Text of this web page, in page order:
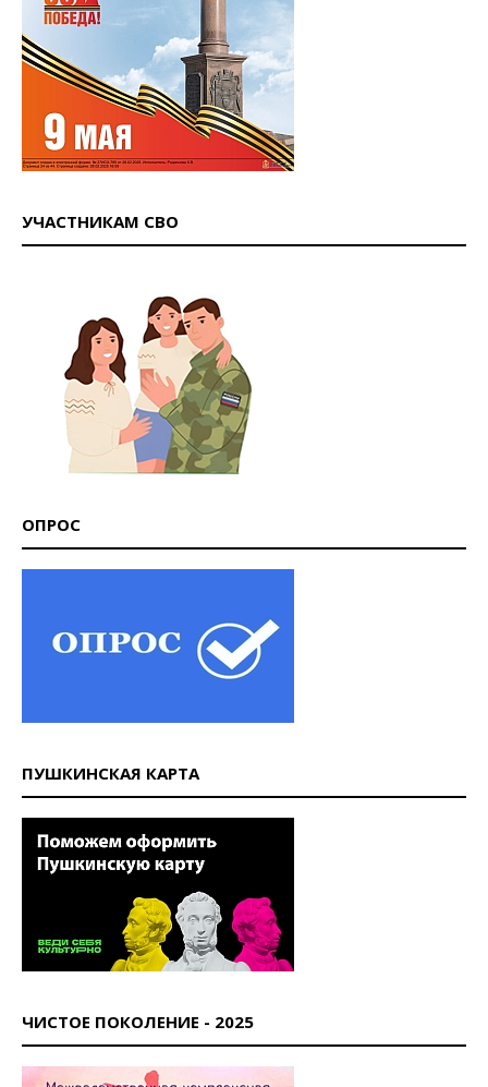
УЧАСТНИКАМ СВО
ОПРОС
ПУШКИНСКАЯ КАРТА
ЧИСТОЕ ПОКОЛЕНИЕ - 2025